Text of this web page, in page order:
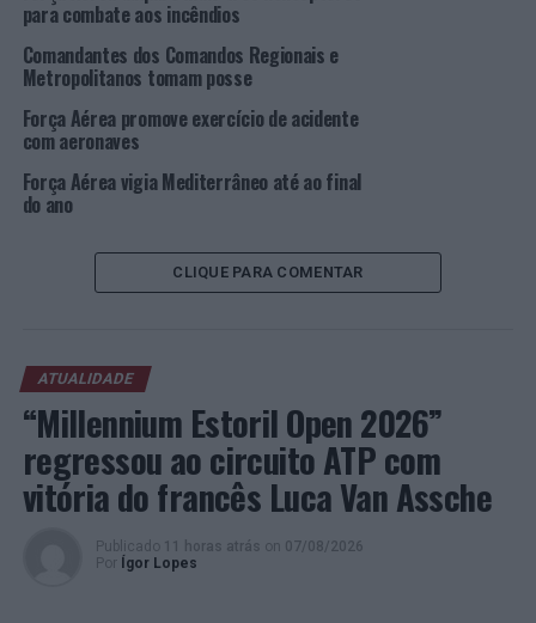
para combate aos incêndios
Comandantes dos Comandos Regionais e
Metropolitanos tomam posse
Força Aérea promove exercício de acidente
com aeronaves
Força Aérea vigia Mediterrâneo até ao final
do ano
CLIQUE PARA COMENTAR
ATUALIDADE
“Millennium Estoril Open 2026”
regressou ao circuito ATP com
vitória do francês Luca Van Assche
Publicado 11 horas atrás on 07/08/2026
Por
Ígor Lopes